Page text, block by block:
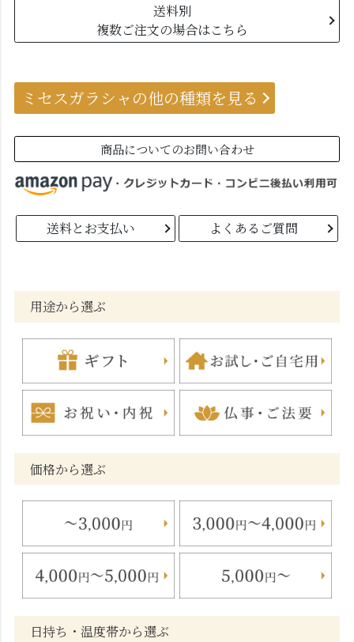
送料別
複数ご注文の場合はこちら
ミセスガラシャの他の種類を見る
商品についてのお問い合わせ
送料とお支払い よくあるご質問
用途から選ぶ
価格から選ぶ
日持ち・温度帯から選ぶ